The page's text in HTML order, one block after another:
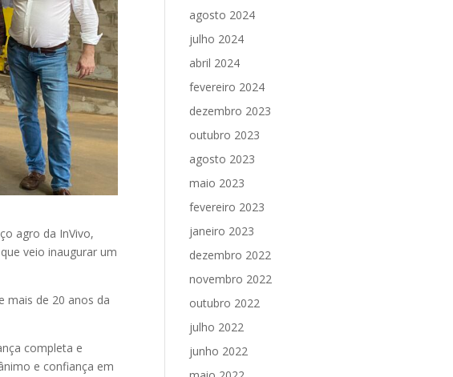
agro da InVivo,
veio inaugurar um
mais de 20 anos da
completa e
e confiança em
agosto 2024
julho 2024
abril 2024
fevereiro 2024
dezembro 2023
outubro 2023
agosto 2023
maio 2023
fevereiro 2023
janeiro 2023
dezembro 2022
novembro 2022
outubro 2022
julho 2022
junho 2022